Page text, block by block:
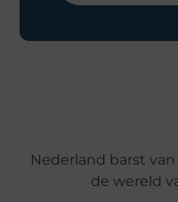
Nederland barst
de wereld